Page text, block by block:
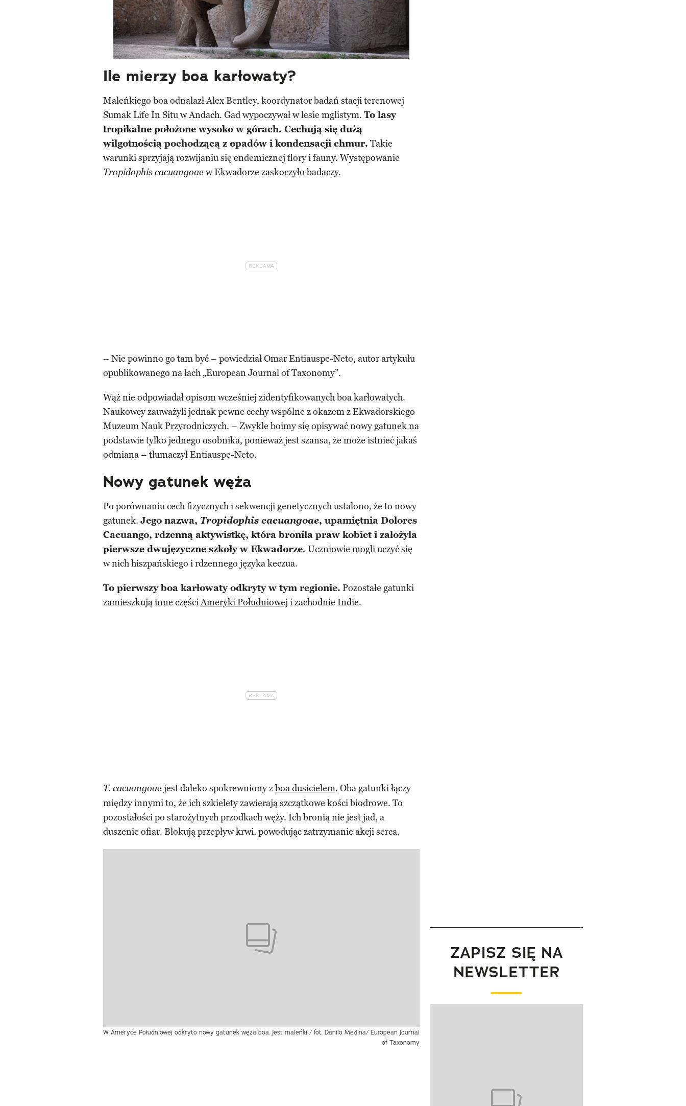
Ile mierzy boa karłowaty?
Maleńkiego boa odnalazł Alex Bentley, koordynator badań stacji terenowej
Sumak Life In Situ w Andach. Gad wypoczywał w lesie mglistym. To lasy
tropikalne położone wysoko w górach. Cechują się dużą
wilgotnością pochodzącą z opadów i kondensacji chmur. Takie
warunki sprzyjają rozwijaniu się endemicznej flory i fauny. Występowanie
Tropidophis cacuangoae w Ekwadorze zaskoczyło badaczy.
– Nie powinno go tam być – powiedział Omar Entiauspe-Neto, autor artykułu
opublikowanego na łach „European Journal of Taxonomy”.
Wąż nie odpowiadał opisom wcześniej zidentyfikowanych boa karłowatych.
Naukowcy zauważyli jednak pewne cechy wspólne z okazem z Ekwadorskiego
Muzeum Nauk Przyrodniczych. – Zwykle boimy się opisywać nowy gatunek na
podstawie tylko jednego osobnika, ponieważ jest szansa, że ​​może istnieć jakaś
odmiana – tłumaczył Entiauspe-Neto.
Nowy gatunek węża
Po porównaniu cech fizycznych i sekwencji genetycznych ustalono, że to nowy
gatunek. Jego nazwa, Tropidophis cacuangoae, upamiętnia Dolores
Cacuango, rdzenną aktywistkę, która broniła praw kobiet i założyła
pierwsze dwujęzyczne szkoły w Ekwadorze. Uczniowie mogli uczyć się
w nich hiszpańskiego i rdzennego języka keczua.
To pierwszy boa karłowaty odkryty w tym regionie. Pozostałe gatunki
zamieszkują inne częściAmeryki Południowej i zachodnie Indie.
T. cacuangoae jest daleko spokrewniony zboa dusicielem. Oba gatunki łączy
między innymi to, że ich szkielety zawierają szczątkowe kości biodrowe. To
pozostałości po starożytnych przodkach węży. Ich bronią nie jest jad, a
duszenie ofiar. Blokują przepływ krwi, powodując zatrzymanie akcji serca.
W Ameryce Południowej odkryto nowy gatunek węża boa. Jest maleńki / fot. Danilo Medina/ European Journal
of Taxonomy
ZAPISZ SIĘ NA
NEWSLETTER